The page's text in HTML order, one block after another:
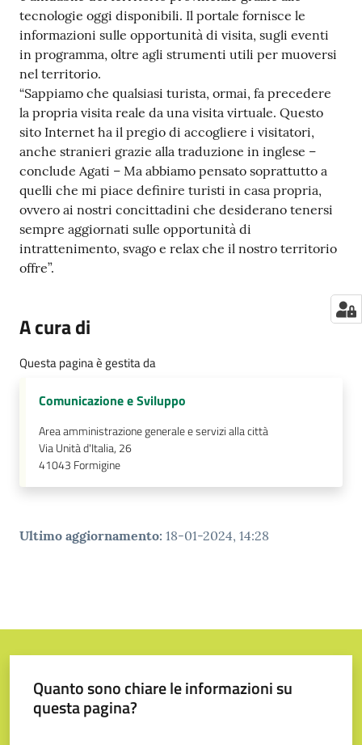
tecnologie oggi disponibili. Il portale fornisce le
informazioni sulle opportunità di visita, sugli eventi
in programma, oltre agli strumenti utili per muoversi
nel territorio.
“Sappiamo che qualsiasi turista, ormai, fa precedere
la propria visita reale da una visita virtuale. Questo
sito Internet ha il pregio di accogliere i visitatori,
anche stranieri grazie alla traduzione in inglese –
conclude Agati – Ma abbiamo pensato soprattutto a
quelli che mi piace definire turisti in casa propria,
ovvero ai nostri concittadini che desiderano tenersi
sempre aggiornati sulle opportunità di
intrattenimento, svago e relax che il nostro territorio
offre”.
A cura di
Questa pagina è gestita da
Comunicazione e Sviluppo
Area amministrazione generale e servizi alla città
Via Unità d'Italia, 26
41043 Formigine
Ultimo aggiornamento: 18-01-2024, 14:28
Quanto sono chiare le informazioni su
questa pagina?